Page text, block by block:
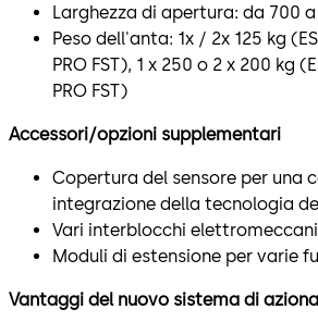
Larghezza di apertura: da 700
Peso dell'anta: 1x / 2x 125 kg
PRO FST), 1 x 250 o 2 x 200 kg
PRO FST)
Accessori/opzioni supplementari
Copertura del sensore per una
integrazione della tecnologia
Vari interblocchi
Moduli di estensione per varie
Vantaggi del nuovo sistema di